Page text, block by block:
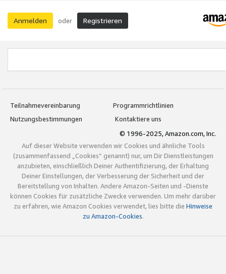
Anmelden oder Registrieren
Teilnahmevereinbarung
Programmrichtlinien
Nutzungsbestimmungen
Kontaktiere uns
© 1996-2025, Amazon.com, Inc.
Auf dieser Website verwenden wir Cookies und ähnliche Tools
(zusammenfassend „Cookies“ genannt) nur, um Dir Dienstleistungen
anzubieten, einschließlich Deiner Authentifizierung, der Erhaltung
Deiner Einstellungen, der Verbesserung der Sicherheit und der
Bereitstellung von Inhalten. Andere Amazon-Seiten und -Dienste
können Cookies für zusätzliche Zwecke verwenden. Um mehr darüber
zu erfahren, wie Amazon Cookies verwendet, lies bitte die Hinweise
zu Amazon-Cookies.